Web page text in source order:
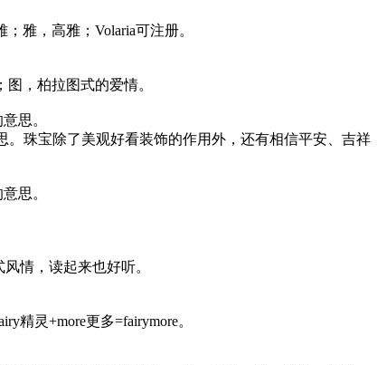
，高雅；Volaria可注册。
，柏拉图式的爱情。
思。
珠宝除了美观好看装饰的作用外，还有相信平安、吉祥
思。
，读起来也好听。
灵+more更多=fairymore。